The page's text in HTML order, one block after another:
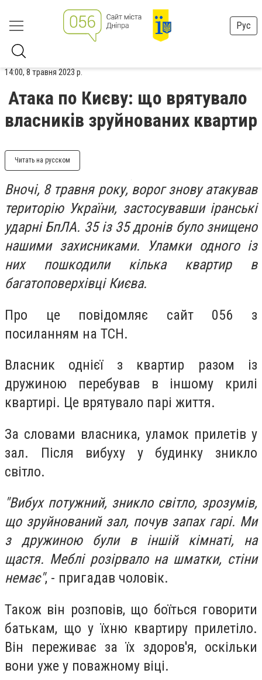
Рус
14:00, 8 травня 2023 р.
Атака по Києву: що врятувало
власників зруйнованих квартир
Читать на русском
Вночі, 8 травня року, ворог знову атакував
територію України, застосувавши іранські
ударні БпЛА. 35 із 35 дронів було знищено
нашими захисниками. Уламки одного із
них пошкодили кілька квартир в
багатоповерхівці Києва.
Про це повідомляє сайт 056 з
посиланням на ТСН.
Власник однієї з квартир разом із
дружиною перебував в іншому крилі
квартирі. Це врятувало парі життя.
За словами власника, уламок прилетів у
зал. Після вибуху у будинку зникло
світло.
"Вибух потужний, зникло світло, зрозумів,
що зруйнований зал, почув запах гарі. Ми
з дружиною були в іншій кімнаті, на
щастя. Меблі розірвало на шматки, стіни
немає", - пригадав чоловік.
Також він розповів, що боїться говорити
батькам, що у їхню квартиру прилетіло.
Він переживає за їх здоров'я, оскільки
вони уже у поважному віці.